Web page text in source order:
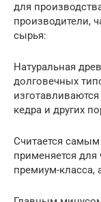
для
производители,
сырья:
Натуральная
долговечных
кедра и других
Считается
применяется
премиум-класса,